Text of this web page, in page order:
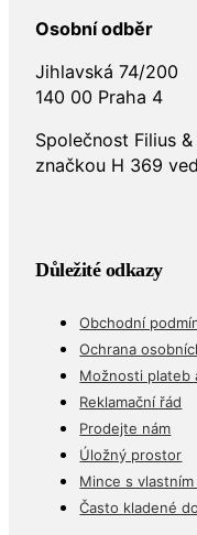
Osobní odběr
Jihlavská 74/200
140 00 Praha 4
Společnost Filius
značkou H 369
Důležité odkazy
Obchodní
Ochrana
Možnosti plateb
Reklamační řád
Prodejte nám
Úložný prostor
Mince s
Často kladené